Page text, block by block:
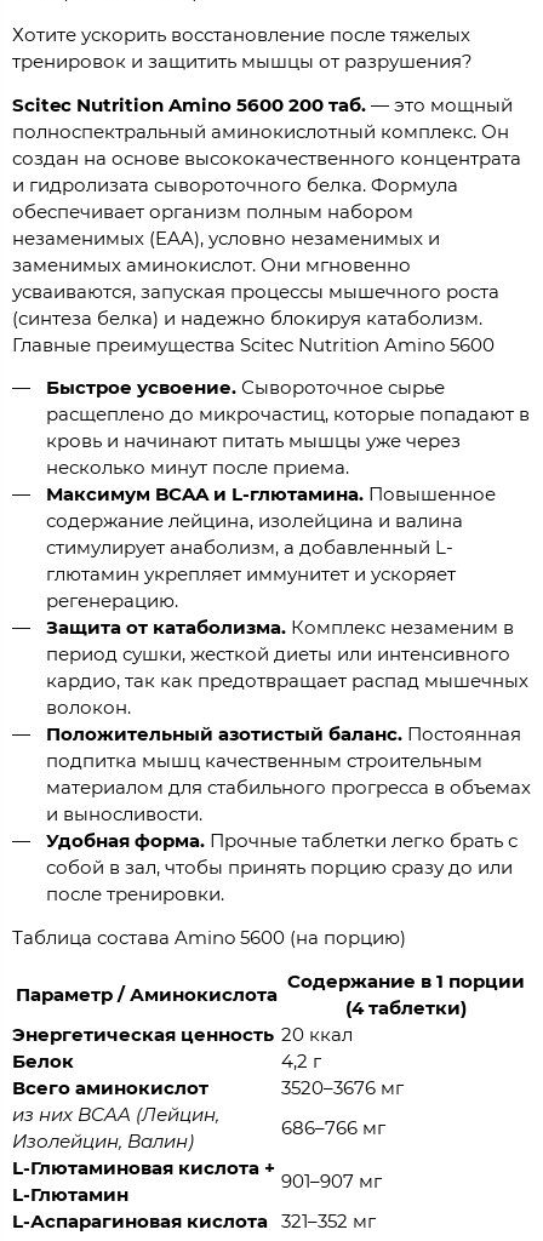
Хотите ускорить восстановление после тяжелых
тренировок и защитить мышцы от разрушения?
Scitec Nutrition Amino 5600 200 таб. — это мощный
полноспектральный аминокислотный комплекс. Он
создан на основе высококачественного концентрата
и гидролизата сывороточного белка. Формула
обеспечивает организм полным набором
незаменимых (EAA), условно незаменимых и
заменимых аминокислот. Они мгновенно
усваиваются, запуская процессы мышечного роста
(синтеза белка) и надежно блокируя катаболизм.
Главные преимущества Scitec Nutrition Amino 5600
Быстрое усвоение.Сывороточное сырье
расщеплено до микрочастиц, которые попадают в
кровь и начинают питать мышцы уже через
несколько минут после приема.
Максимум BCAA и L-глютамина.Повышенное
содержание лейцина, изолейцина и валина
стимулирует анаболизм, а добавленный L-
глютамин укрепляет иммунитет и ускоряет
регенерацию.
Защита от катаболизма.Комплекс незаменим в
период сушки, жесткой диеты или интенсивного
кардио, так как предотвращает распад мышечных
волокон.
Положительный азотистый баланс.Постоянная
подпитка мышц качественным строительным
материалом для стабильного прогресса в объемах
и выносливости.
Удобная форма.Прочные таблетки легко брать с
собой в зал, чтобы принять порцию сразу до или
после тренировки.
Таблица состава Amino 5600 (на порцию)
Параметр / Аминокислота
Содержание в 1 порции
(4 таблетки)
Энергетическая ценность 20 ккал
Белок
4,2 г
Всего аминокислот
3520–3676 мг
из них BCAA (Лейцин,
Изолейцин, Валин)
686–766 мг
L-Глютаминовая кислота +
L-Глютамин
901–907 мг
L-Аспарагиновая кислота 321–352 мг